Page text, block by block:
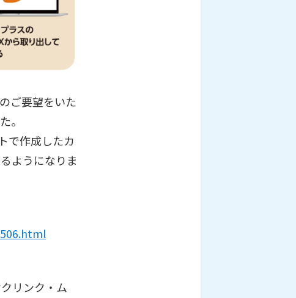
ご要望をいた
。
で作成したカ
ようになりま
リンク・ム